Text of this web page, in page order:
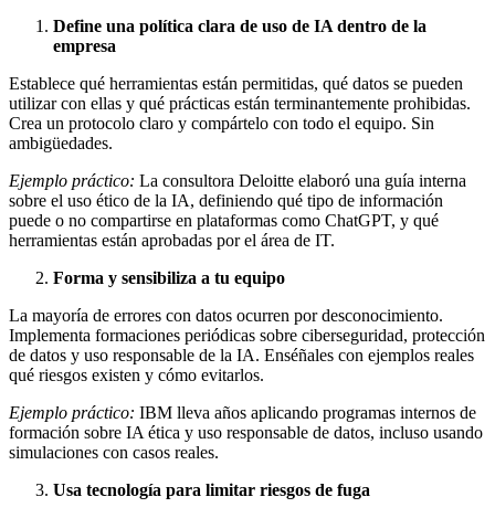
Define una política clara de uso de IA dentro de la
empresa
Establece qué herramientas están permitidas, qué datos se pueden
utilizar con ellas y qué prácticas están terminantemente prohibidas.
Crea un protocolo claro y compártelo con todo el equipo. Sin
ambigüedades.
Ejemplo práctico: La consultora Deloitte elaboró una guía interna
sobre el uso ético de la IA, definiendo qué tipo de información
puede o no compartirse en plataformas como ChatGPT, y qué
herramientas están aprobadas por el área de IT.
Forma y sensibiliza a tu equipo
La mayoría de errores con datos ocurren por desconocimiento.
Implementa formaciones periódicas sobre ciberseguridad, protección
de datos y uso responsable de la IA. Enséñales con ejemplos reales
qué riesgos existen y cómo evitarlos.
Ejemplo práctico: IBM lleva años aplicando programas internos de
formación sobre IA ética y uso responsable de datos, incluso usando
simulaciones con casos reales.
Usa tecnología para limitar riesgos de fuga